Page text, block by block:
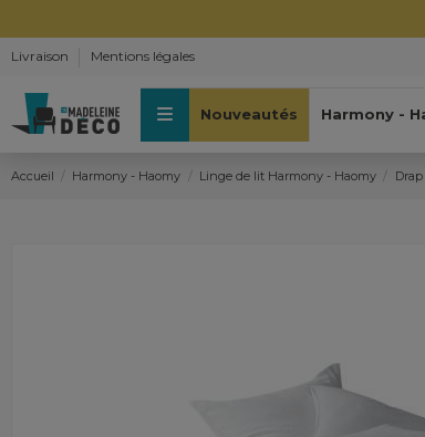
Livraison Mentions légales
Nouveautés Harmony -
Accueil Harmony - Haomy Linge de lit Harmony - Haomy